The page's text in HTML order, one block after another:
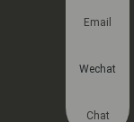
Email
Wechat
Chat